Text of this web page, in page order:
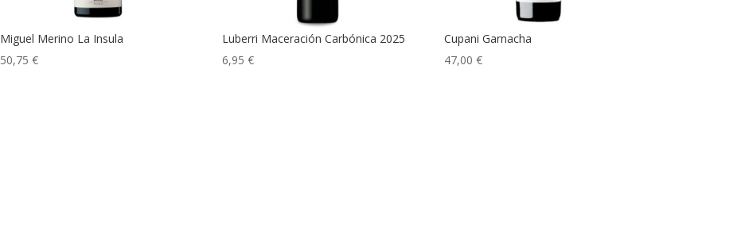
Miguel Merino La Insula
50,75€
Luberri Maceración Carbónica 2025
6,95€
Cupani Garnacha
47,00€